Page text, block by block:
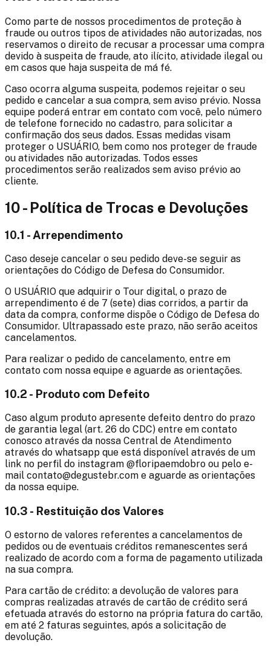
Como parte de nossos procedimentos de proteção à
fraude ou outros tipos de atividades não autorizadas, nos
reservamos o direito de recusar a processar uma compra
devido à suspeita de fraude, ato ilícito, atividade ilegal ou
em casos que haja suspeita de má fé.
Caso ocorra alguma suspeita, podemos rejeitar o seu
pedido e cancelar a sua compra, sem aviso prévio. Nossa
equipe poderá entrar em contato com você, pelo número
de telefone fornecido no cadastro, para solicitar a
confirmação dos seus dados. Essas medidas visam
proteger o USUÁRIO, bem como nos proteger de fraude
ou atividades não autorizadas. Todos esses
procedimentos serão realizados sem aviso prévio ao
cliente.
10 - Política de Trocas e Devoluções
10.1 - Arrependimento
Caso deseje cancelar o seu pedido deve-se seguir as
orientações do Código de Defesa do Consumidor.
O USUÁRIO que adquirir o Tour digital, o prazo de
arrependimento é de 7 (sete) dias corridos, a partir da
data da compra, conforme dispõe o Código de Defesa do
Consumidor. Ultrapassado este prazo, não serão aceitos
cancelamentos.
Para realizar o pedido de cancelamento, entre em
contato com nossa equipe e aguarde as orientações.
10.2 - Produto com Defeito
Caso algum produto apresente defeito dentro do prazo
de garantia legal (art. 26 do CDC) entre em contato
conosco através da nossa Central de Atendimento
através do whatsapp que está disponível através de um
link no perfil do instagram @floripaemdobro ou pelo e-
mail contato@degustebr.com e aguarde as orientações
da nossa equipe.
10.3 - Restituição dos Valores
O estorno de valores referentes a cancelamentos de
pedidos ou de eventuais créditos remanescentes será
realizado de acordo com a forma de pagamento utilizada
na sua compra.
Para cartão de crédito: a devolução de valores para
compras realizadas através de cartão de crédito será
efetuada através do estorno na própria fatura do cartão,
em até 2 faturas seguintes, após a solicitação de
devolução.